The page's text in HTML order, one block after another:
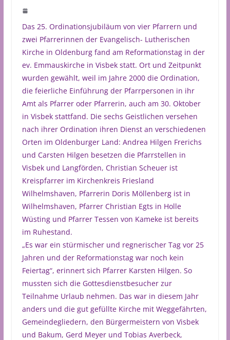
Das 25. Ordinationsjubiläum von vier Pfarrern und
zwei Pfarrerinnen der Evangelisch- Lutherischen
Kirche in Oldenburg fand am Reformationstag in der
ev. Emmauskirche in Visbek statt. Ort und Zeitpunkt
wurden gewählt, weil im Jahre 2000 die Ordination,
die feierliche Einführung der Pfarrpersonen in ihr
Amt als Pfarrer oder Pfarrerin, auch am 30. Oktober
in Visbek stattfand. Die sechs Geistlichen versehen
nach ihrer Ordination ihren Dienst an verschiedenen
Orten im Oldenburger Land: Andrea Hilgen Frerichs
und Carsten Hilgen besetzen die Pfarrstellen in
Visbek und Langförden, Christian Scheuer ist
Kreispfarrer im Kirchenkreis Friesland
Wilhelmshaven, Pfarrerin Doris Möllenberg ist in
Wilhelmshaven, Pfarrer Christian Egts in Holle
Wüsting und Pfarrer Tessen von Kameke ist bereits
im Ruhestand.
„Es war ein stürmischer und regnerischer Tag vor 25
Jahren und der Reformationstag war noch kein
Feiertag“, erinnert sich Pfarrer Karsten Hilgen. So
mussten sich die Gottesdienstbesucher zur
Teilnahme Urlaub nehmen. Das war in diesem Jahr
anders und die gut gefüllte Kirche mit Weggefährten,
Gemeindegliedern, den Bürgermeistern von Visbek
und Bakum, Gerd Meyer und Tobias Averbeck,